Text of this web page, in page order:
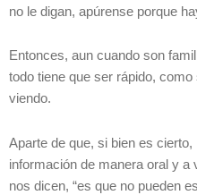
no le digan, apúrense porque
Entonces, aun cuando son
todo tiene que ser rápido,
viendo.
Aparte de que, si bien es
información de manera oral y
nos dicen, “es que no pueden